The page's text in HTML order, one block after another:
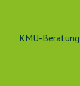
KMU-Beratung